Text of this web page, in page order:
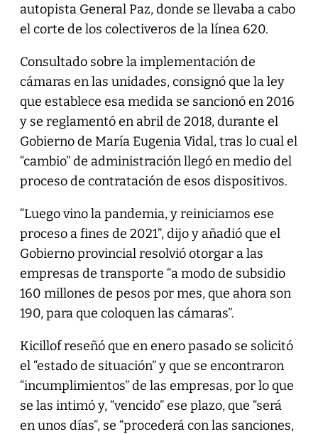
autopista General Paz, donde se llevaba a cabo
el corte de los colectiveros de la línea 620.
Consultado sobre la implementación de
cámaras en las unidades, consignó que la ley
que establece esa medida se sancionó en 2016
y se reglamentó en abril de 2018, durante el
Gobierno de María Eugenia Vidal, tras lo cual el
“cambio” de administración llegó en medio del
proceso de contratación de esos dispositivos.
“Luego vino la pandemia, y reiniciamos ese
proceso a fines de 2021”, dijo y añadió que el
Gobierno provincial resolvió otorgar a las
empresas de transporte “a modo de subsidio
160 millones de pesos por mes, que ahora son
190, para que coloquen las cámaras”.
Kicillof reseñó que en enero pasado se solicitó
el “estado de situación” y que se encontraron
“incumplimientos” de las empresas, por lo que
se las intimó y, “vencido” ese plazo, que “será
en unos días”, se “procederá con las sanciones,